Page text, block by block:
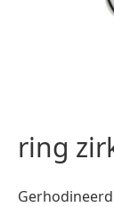
ring